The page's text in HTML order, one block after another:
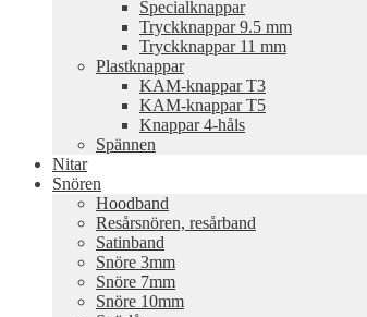
Specialknappar
Tryckknappar 9.5 mm
Tryckknappar 11 mm
Plastknappar
KAM-knappar T3
KAM-knappar T5
Knappar 4-håls
Spännen
Nitar
Snören
Hoodband
Resårsnören, resårband
Satinband
Snöre 3mm
Snöre 7mm
Snöre 10mm